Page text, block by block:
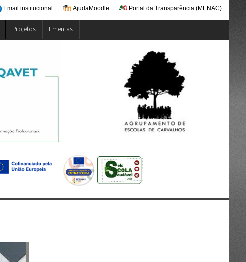
Email institucional AjudaMoodle Portal da Transparência (MENAC)
Projetos Ementas